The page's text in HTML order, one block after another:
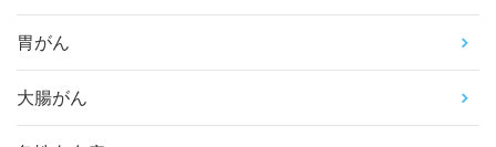
胃がん
大腸がん